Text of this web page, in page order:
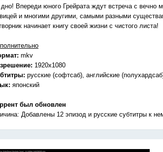
Впереди юного Грейрата ждут встреча с вечно
и многими другими, самыми разными
начинает книгу своей жизни с чистого листа!
mkv
1920x1080
русские (софтсаб), английские
японский
был обновлен
Добавлены 12 эпизод и русские субтитры к